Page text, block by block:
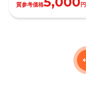
質参考価格 円